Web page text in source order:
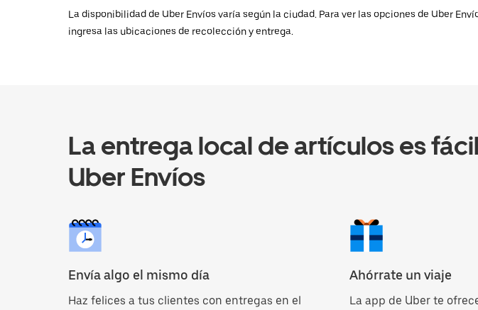
La disponibilidad de Uber Envíos varía según la ciudad. Para ver las opciones de Uber
ingresa las ubicaciones de recolección y entrega.
La entrega local de artículos es
Uber Envíos
Envía algo el mismo día
Haz felices a tus clientes con entregas en el
Ahórrate un viaje
La app de Uber te